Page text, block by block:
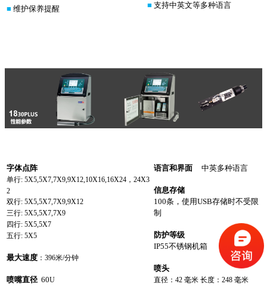
■ 维护保养提醒
■ 支持中英文等多种语言
字体点阵
单行: 5X5,5X7,7X9,9X12,10X16,16X24 ， 24X3
2
双行: 5X5,5X7,7X9,9X12
三行: 5X5,5X7,7X9
四行: 5X5,5X7
五行: 5X5
最大速度 ： 396米/分钟
喷嘴直径 60U
语言和界面 中英多种语言
信息存储
100条，使用USB存储时不受限
制
防护等级
IP55不锈钢机箱
喷头
直径： 42 毫米 长度： 248 毫米